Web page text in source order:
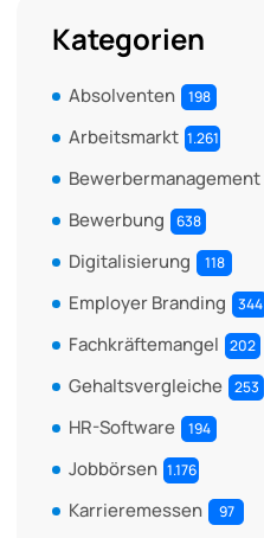
Kategorien
Absolventen 198
Arbeitsmarkt 1.261
Bewerbermanagement
Bewerbung 638
Digitalisierung 118
Employer Branding 344
Fachkräftemangel 202
Gehaltsvergleiche 253
HR-Software 194
Jobbörsen 1.176
Karrieremessen 97